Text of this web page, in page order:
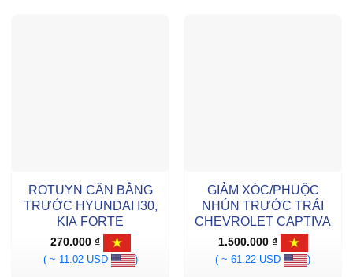
ROTUYN CÂN BẰNG
TRƯỚC HYUNDAI I30,
KIA FORTE
270.000 ₫
( ~ 11.02 USD
)
GIẢM XÓC/PHUỘC
NHÚN TRƯỚC TRÁI
CHEVROLET CAPTIVA
1.500.000 ₫
( ~ 61.22 USD
)